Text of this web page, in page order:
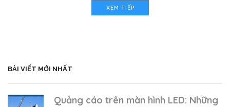
XEM TIẾP
BÀI VIẾT MỚI NHẤT
Quảng cáo trên màn hình LED: Những